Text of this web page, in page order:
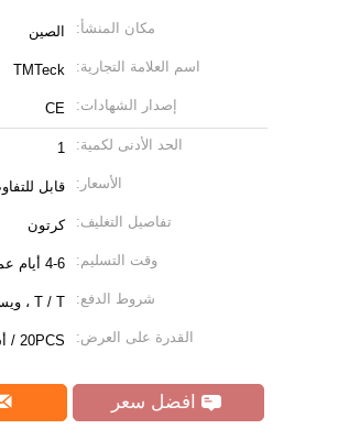
مكان المنشأ: الصين
اسم العلامة التجارية: TMTeck
إصدار الشهادات: CE
الحد الأدنى لكمية: 1
الأسعار: قابل
تفاصيل التغليف: كرتون
وقت التسليم: 4-6 أيام عمل
شروط الدفع: T / T ، ويسترن يونيون
القدرة على العرض: 20PCS / أسبوعان
افضل سعر